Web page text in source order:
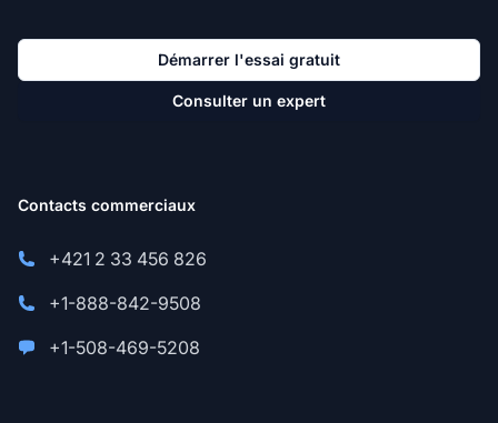
Démarrer l'essai gratuit
Consulter un expert
Contacts commerciaux
+421 2 33 456 826
+1-888-842-9508
+1-508-469-5208